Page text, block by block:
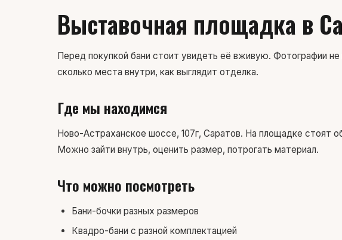
Выставочная площадка в
Перед покупкой бани стоит увидеть её вживую. Фотографии
сколько места внутри, как выглядит отделка.
Где мы находимся
Ново-Астраханское шоссе, 107г, Саратов. На площадке стоят
Можно зайти внутрь, оценить размер, потрогать материал.
Что можно посмотреть
Бани-бочки разных размеров
Квадро-бани с разной комплектацией